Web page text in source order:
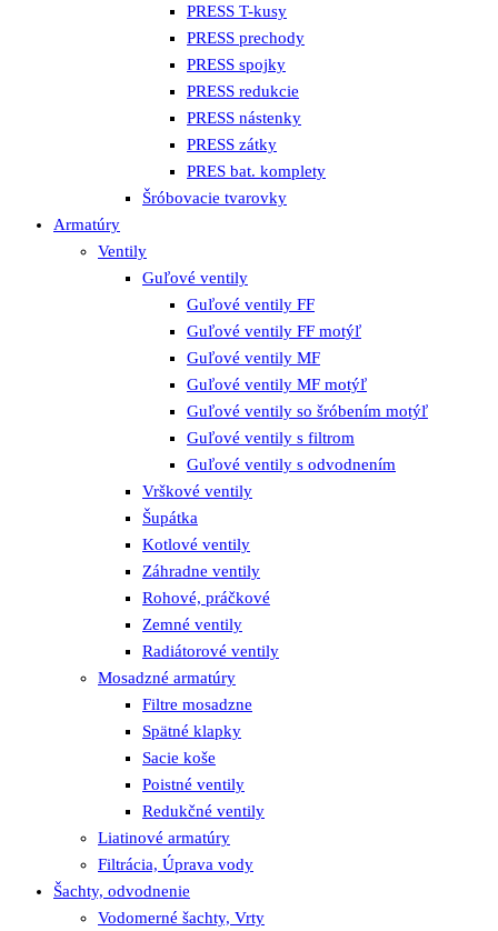
PRESS T-kusy
PRESS prechody
PRESS spojky
PRESS redukcie
PRESS nástenky
PRESS zátky
PRES bat. komplety
Šróbovacie tvarovky
Armatúry
Ventily
Guľové ventily
Guľové ventily FF
Guľové ventily FF motýľ
Guľové ventily MF
Guľové ventily MF motýľ
Guľové ventily so šróbením motýľ
Guľové ventily s filtrom
Guľové ventily s odvodnením
Vrškové ventily
Šupátka
Kotlové ventily
Záhradne ventily
Rohové, práčkové
Zemné ventily
Radiátorové ventily
Mosadzné armatúry
Filtre mosadzne
Spätné klapky
Sacie koše
Poistné ventily
Redukčné ventily
Liatinové armatúry
Filtrácia, Úprava vody
Šachty, odvodnenie
Vodomerné šachty, Vrty